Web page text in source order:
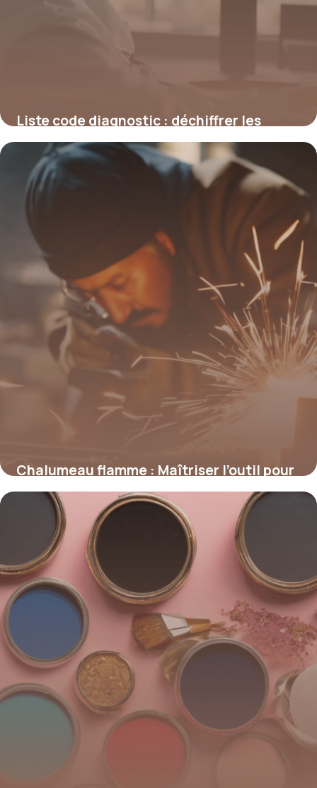
Liste code diagnostic : déchiffrer les
codes médicaux pour une meilleure
gestion en santé
4 juillet 2025
Chalumeau flamme : Maîtriser l’outil pour
des applications de précision
4 juillet 2025